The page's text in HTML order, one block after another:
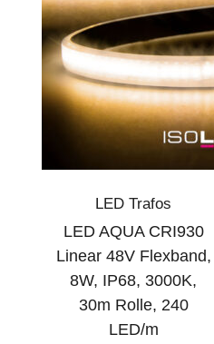
LED Trafos
LED AQUA CRI930
Linear 48V Flexband,
8W, IP68, 3000K,
30m Rolle, 240
LED/m